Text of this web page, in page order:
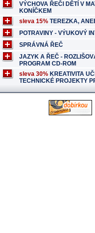
VÝCHOVA ŘEČI DĚTÍ V
KONÍČKEM
sleva 15% TEREZKA,
POTRAVINY - VÝUKOVÝ
SPRÁVNÁ ŘEČ
JAZYK A ŘEČ -
PROGRAM CD-ROM
sleva 30% KREATIVITA
TECHNICKÉ PROJEKTY